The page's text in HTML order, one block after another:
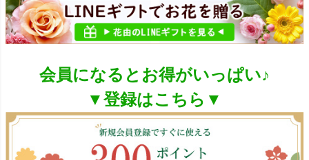
会員になるとお得がいっぱい♪
▼登録はこちら▼